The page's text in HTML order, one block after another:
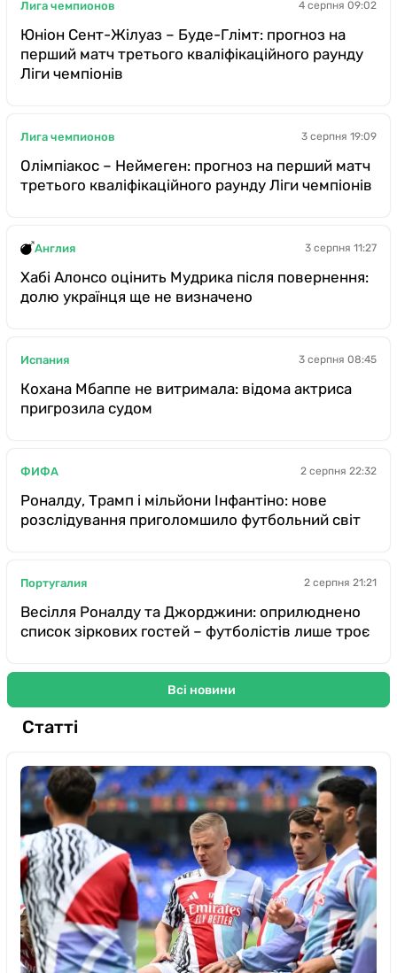
Лига чемпионов 4 серпня 09:02
Юніон Сент-Жілуаз – Буде-Глімт: прогноз на
перший матч третього кваліфікаційного раунду
Ліги чемпіонів
Лига чемпионов 3 серпня 19:09
Олімпіакос – Неймеген: прогноз на перший матч
третього кваліфікаційного раунду Ліги чемпіонів
Англия 3 серпня 11:27
Хабі Алонсо оцінить Мудрика після повернення:
долю українця ще не визначено
Испания 3 серпня 08:45
Кохана Мбаппе не витримала: відома актриса
пригрозила судом
ФИФА 2 серпня 22:32
Роналду, Трамп і мільйони Інфантіно: нове
розслідування приголомшило футбольний світ
Португалия 2 серпня 21:21
Весілля Роналду та Джорджини: оприлюднено
список зіркових гостей – футболістів лише троє
Всі новини
Статті